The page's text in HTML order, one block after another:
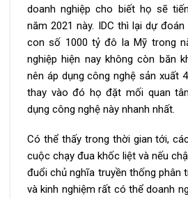
doanh nghiệp cho biết họ sẽ
năm 2021 này. IDC thì lại dự
con số 1000 tỷ đô la Mỹ trong
nghiệp hiện nay không còn băn
nên áp dụng công nghệ sản xuất
thay vào đó họ đặt mối quan
dụng công nghệ này nhanh nhất.
Có thể thấy trong thời gian tới,
cuộc chạy đua khốc liệt và nếu
đuổi chủ nghĩa truyền thống phân
và kinh nghiệm rất có thể doanh